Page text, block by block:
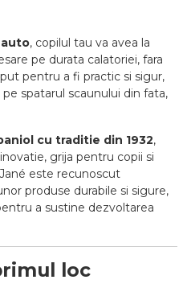
, copilul tau va avea la
pe durata calatoriei, fara
pentru a fi practic si sigur,
spatarul scaunului din fata,
cu traditie din 1932,
grija pentru copii si
este recunoscut
produse durabile si sigure,
a sustine dezvoltarea
loc